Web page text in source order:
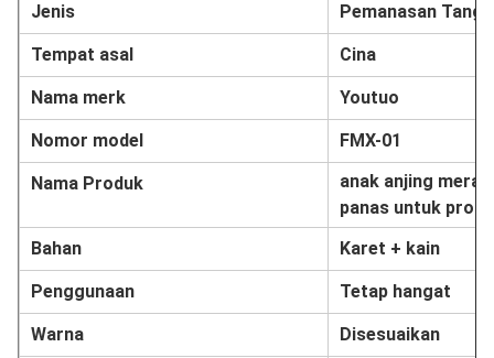
Jenis Pemanasan
Tempat asal Cina
Nama merk Youtuo
Nomor model FMX-01
Nama Produk
anak anjing
panas untuk
Bahan
Karet + kain
Penggunaan Tetap hangat
Warna Disesuaikan